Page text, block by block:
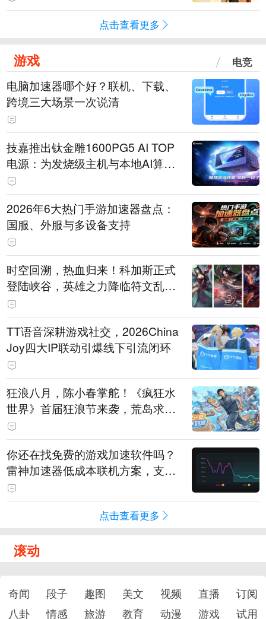
点击查看更多
游戏 电竞
电脑加速器哪个好？联机、下载、
跨境三大场景一次说清
技嘉推出钛金雕1600PG5 AI TOP
电源：为发烧级主机与本地AI算力
打造旗舰供电方案
2026年6大热门手游加速器盘点：
国服、外服与多设备支持
时空回溯，热血归来！科加斯正式
登陆峡谷，英雄之力降临符文乱
斗！
TT语音深耕游戏社交，2026China
Joy四大IP联动引爆线下引流闭环
狂浪八月，陈小春掌舵！《疯狂水
世界》首届狂浪节来袭，荒岛求生
直播即将开启
你还在找免费的游戏加速软件吗？
雷神加速器低成本联机方案，支持
免费试用
点击查看更多
滚动
奇闻 段子 趣图 美文 视频 直播
订阅
八卦
情感 旅游 教育 动漫 游戏 试用